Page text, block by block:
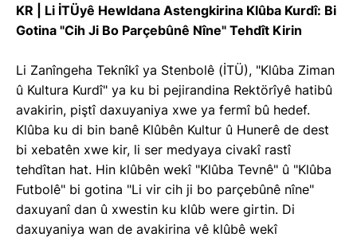
KR | Li İTÜyê Hewldana Astengkirina Klûba Kurdî: Bi
Gotina "Cih Ji Bo Parçebûnê Nîne" Tehdît Kirin
Li Zanîngeha Teknîkî ya Stenbolê (İTÜ), "Klûba Ziman
û Kultura Kurdî" ya ku bi pejirandina Rektörîyê hatibû
avakirin, piştî daxuyaniya xwe ya fermî bû hedef.
Klûba ku di bin banê Klûbên Kultur û Hunerê de dest
bi xebatên xwe kir, li ser medyaya civakî rastî
tehdîtan hat. Hin klûbên wekî "Klûba Tevnê" û "Klûba
Futbolê" bi gotina "Li vir cih ji bo parçebûnê nîne"
daxuyanî dan û xwestin ku klûb were girtin. Di
daxuyaniya wan de avakirina vê klûbê wekî